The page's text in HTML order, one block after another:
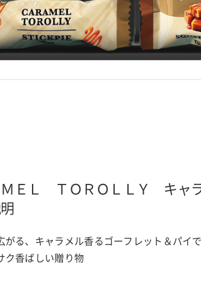
ＭＥＬ ＴＯＲＯＬＬＹ キャ
がる、キャラメル香るゴーフレット＆パイ
ク香ばしい贈り物